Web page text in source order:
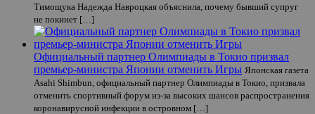
Тимощука Надежда Навроцкая объяснила, почему бывший супруг
не покинет […]
Официальный партнер Олимпиады в Токио призвал
премьер-министра Японии отменить Игры Японская газета
Asahi Shimbun, официальный партнер Олимпиады в Токио, призвала
отменить спортивный форум из-за высоких шансов распространения
коронавирусной инфекции в островном […]